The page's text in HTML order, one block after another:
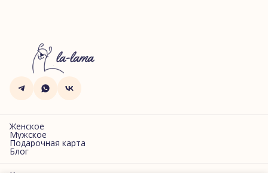
Женское
Мужское
Подарочная карта
Блог